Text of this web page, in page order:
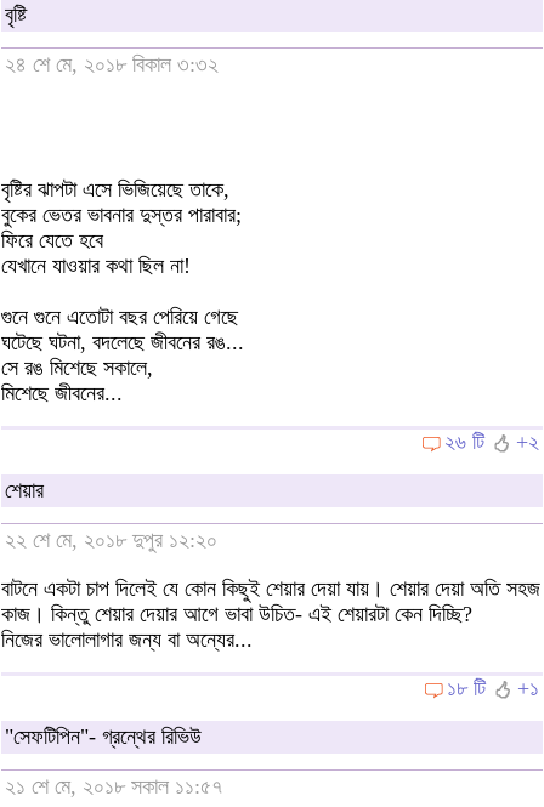
বৃষ্টি
২৪ শে মে, ২০১৮ বিকাল ৩:৩২
বৃষ্টির ঝাপটা এসে ভিজিয়েছে তাকে,
বুকের ভেতর ভাবনার দুস্তর পারাবার;
ফিরে যেতে হবে
যেখানে যাওয়ার কথা ছিল না!
গুনে গুনে এতোটা বছর পেরিয়ে গেছে
ঘটেছে ঘটনা, বদলেছে জীবনের রঙ...
সে রঙ মিশেছে সকালে,
মিশেছে জীবনের...
২৬ টি
+২
শেয়ার
২২ শে মে, ২০১৮ দুপুর ১২:২০
বাটনে একটা চাপ দিলেই যে কোন কিছুই শেয়ার দেয়া যায়। শেয়ার দেয়া অতি সহজ
কাজ। কিন্তু শেয়ার দেয়ার আগে ভাবা উচিত- এই শেয়ারটা কেন দিচ্ছি?
নিজের ভালোলাগার জন্য বা অন্যের...
১৮ টি
+১
"সেফটিপিন"- গ্রন্থের রিভিউ
২১ শে মে, ২০১৮ সকাল ১১:৫৭